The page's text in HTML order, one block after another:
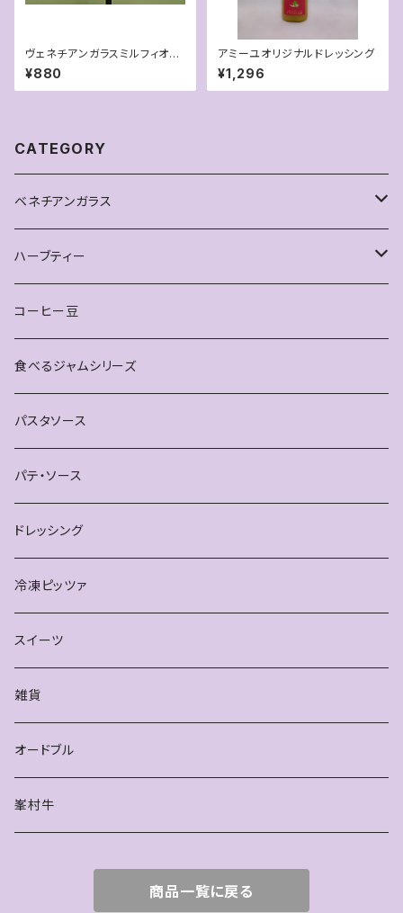
ヴェネチアンガラスミルフィオリ
ピアス
¥880
アミーユオリジナルドレッシング
¥1,296
CATEGORY
ベネチアンガラス
ピアス
雑貨
ティースプーン
ブレスレット
ハーブティー
お得なセット
単品
コーヒー豆
食べるジャムシリーズ
パスタソース
パテ・ソース
ドレッシング
冷凍ピッツァ
スイーツ
雑貨
オードブル
峯村牛
商品一覧に戻る